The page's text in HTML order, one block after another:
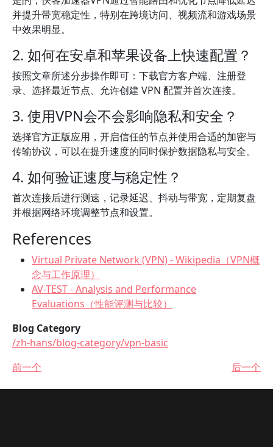
并提升带宽稳定性，特别在跨境访问、视频流和游戏场景
中效果明显。
2. 如何在安卓和苹果设备上快速配置？
按照文章所述分步操作即可：下载官方客户端、注册登
录、选择最近节点、允许创建 VPN 配置并首次连接。
3. 使用VPN会不会影响隐私和安全？
选择官方正版应用，开启信任的节点并使用合适的加密与
传输协议，可以在提升速度的同时保护数据隐私与安全。
4. 如何验证速度与稳定性？
首次连接后进行测速，记录延迟、抖动与带宽，定期复盘
并根据网络环境调整节点和设置。
References
Virtual Private Network (VPN) - Wikipedia（VPN概
念与工作原理）
AV-TEST - Analysis and Performance
Evaluations（性能评测与比较）
Blog Category
/zh-hans/blog-category/vpn-basic
前一个
后一个